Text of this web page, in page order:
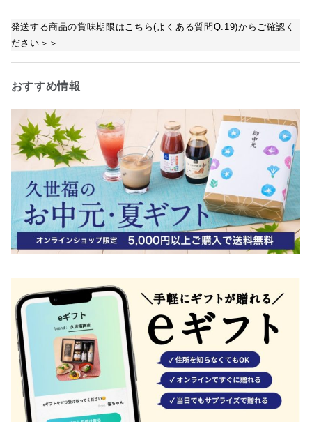
発送する商品の賞味期限はこちら(よくある質問Q.19)からご確認く
ださい＞＞
おすすめ情報